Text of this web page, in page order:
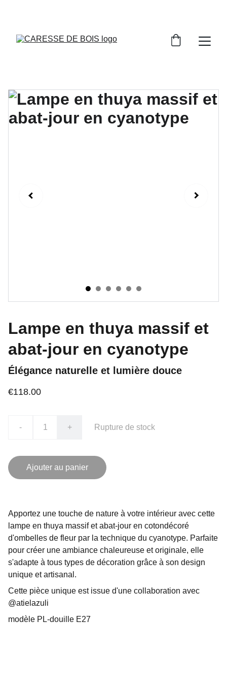
Lampe en thuya massif et
abat-jour en cyanotype
Élégance naturelle et lumière douce
€118.00
- + Rupture de stock
Ajouter au panier
Apportez une touche de nature à votre intérieur avec cette
lampe en thuya massif et abat-jour en cotondécoré
d'ombelles de fleur par la technique du cyanotype. Parfaite
pour créer une ambiance chaleureuse et originale, elle
s'adapte à tous types de décoration grâce à son design
unique et artisanal.
Cette pièce unique est issue d'une collaboration avec
@atielazuli
modèle PL-douille E27